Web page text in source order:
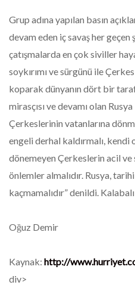
Grup adına yapılan basın
devam eden iç savaş her geçen
çatışmalarda en çok siviller
soykırımı ve sürgünü ile
koparak dünyanın dört bir
mirasçısı ve devamı olan
Çerkeslerinin vatanlarına
engeli derhal kaldırmalı, kendi
dönemeyen Çerkeslerin acil ve
önlemler almalıdır. Rusya,
kaçmamalıdır” denildi.
Oğuz Demir
Kaynak: http://
div>